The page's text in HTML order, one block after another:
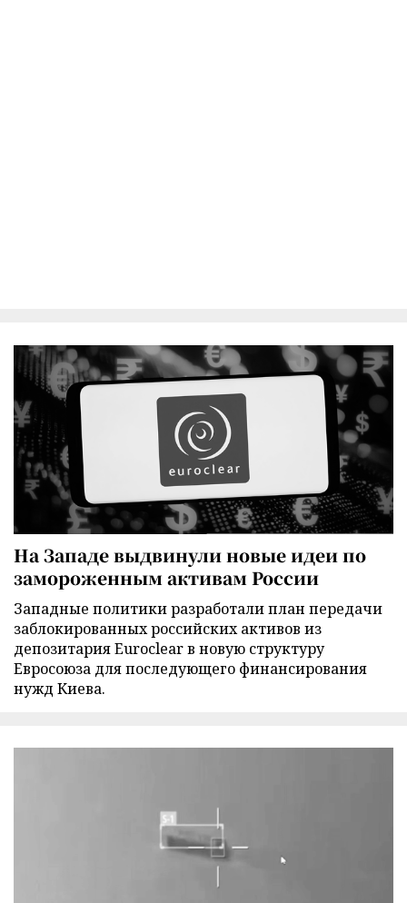
На Западе выдвинули новые идеи по
замороженным активам России
Западные политики разработали план передачи
заблокированных российских активов из
депозитария Euroclear в новую структуру
Евросоюза для последующего финансирования
нужд Киева.